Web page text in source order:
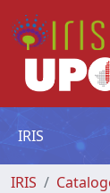
IRIS
IRIS